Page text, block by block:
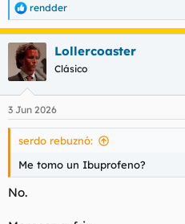
R
e
a
c
c
i
e
s
rendder
Lollercoaster
Clásico
3 Jun 2026
serdo rebuznó:
Me tomo un Ibuprofeno?
No.